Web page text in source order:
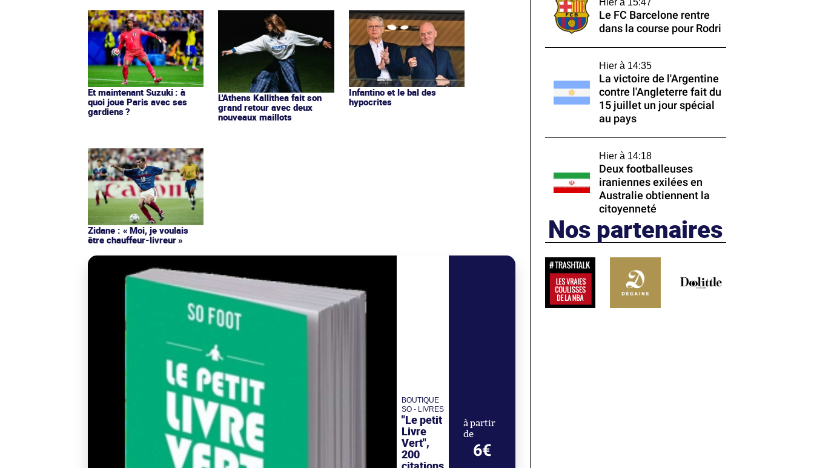
Et maintenant Suzuki : à
quoi joue Paris avec ses
gardiens ?
L'Athens Kallithea fait son
grand retour avec deux
nouveaux maillots
Infantino et le bal des
hypocrites
Zidane : « Moi, je voulais
être chauffeur-livreur »
BOUTIQUE
SO - LIVRES
"Le petit
Livre
Vert",
200
à partir
de
6€
Hier à 15:47
Le FC Barcelone rentre
dans la course pour Rodri
Hier à 14:35
La victoire de l'Argentine
contre l'Angleterre fait du
15 juillet un jour spécial
au pays
Hier à 14:18
Deux footballeuses
iraniennes exilées en
Australie obtiennent la
citoyenneté
Nos partenaires